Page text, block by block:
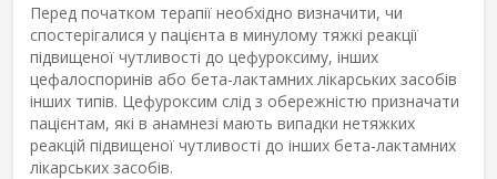
Перед початком терапії необхідно визначити, чи
спостерігалися у пацієнта в минулому тяжкі реакції
підвищеної чутливості до цефуроксиму, інших
цефалоспоринів або бета-лактамних лікарських засобів
інших типів. Цефуроксим слід з обережністю призначати
пацієнтам, які в анамнезі мають випадки нетяжких
реакцій підвищеної чутливості до інших бета-лактамних
лікарських засобів.